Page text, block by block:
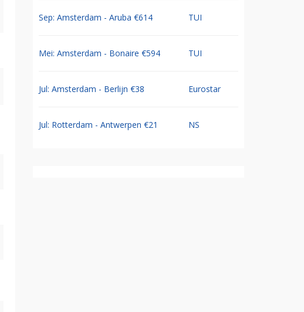
Sep: Amsterdam - Aruba €614 TUI
Mei: Amsterdam - Bonaire €594 TUI
Jul: Amsterdam - Berlijn €38 Eurostar
Jul: Rotterdam - Antwerpen €21 NS